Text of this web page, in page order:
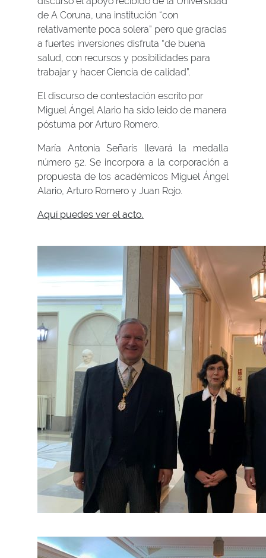
de A Coruna, una institución “con
relativamente poca solera” pero que gracias
a fuertes inversiones disfruta “de buena
salud, con recursos y posibilidades para
trabajar y hacer Ciencia de calidad”.
El discurso de contestación escrito por
Miguel Ángel Alario ha sido leído de manera
póstuma por Arturo Romero.
María Antonia Señarís llevará la medalla
número 52. Se incorpora a la corporación a
propuesta de los académicos Miguel Ángel
Alario, Arturo Romero y Juan Rojo.
Aquí puedes ver el acto.